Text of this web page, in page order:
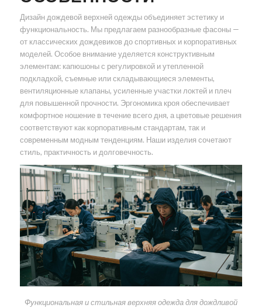
Дизайн дождевой верхней одежды объединяет эстетику и
функциональность. Мы предлагаем разнообразные фасоны —
от классических дождевиков до спортивных и корпоративных
моделей. Особое внимание уделяется конструктивным
элементам: капюшоны с регулировкой и утепленной
подкладкой, съемные или складывающиеся элементы,
вентиляционные клапаны, усиленные участки локтей и плеч
для повышенной прочности. Эргономика кроя обеспечивает
комфортное ношение в течение всего дня, а цветовые решения
соответствуют как корпоративным стандартам, так и
современным модным тенденциям. Наши изделия сочетают
стиль, практичность и долговечность.
Функциональная и стильная верхняя одежда для дождливой